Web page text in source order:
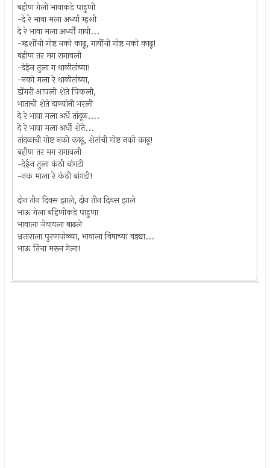
बहीण गेली भावाकडे पाहुणी
-दे रे भावा मला अर्ध्या म्हशी
दे रे भावा मला अर्ध्यी गायी...
-म्हशींची गोष्ट नको काढू, गायींची गोष्ट नको काढू!
बहीण तर मग रागावली
-देईन तुला ग थाळीतांब्या!
-नको मला रे थाळीतांब्या,
डोंगरी आपली शेते पिकली,
भाताची शेते दाण्यांनी भरली
दे रे भावा मला अर्धे तांदूळ....
दे रे भावा मला अर्धी शेते...
तांदळाची गोष्ट नको काढू, शेतांची गोष्ट नको काढू!
बहीण तर मग रागावली
-देईन तुला कंठी बांगडी
-नक माला रे कंठी बांगडी!
दोन तीन दिवस झाले, दोन तीन दिवस झाले
भाऊ गेला बहिणीकडे पाहुणा
भावाला जेवायला बाढले
भ्रताराला पुरणपोळ्या, भावाला विषाच्या वड्या...
भाऊ तिचा मरून गेला!